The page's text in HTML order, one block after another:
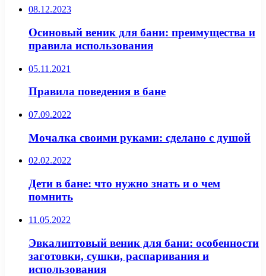
08.12.2023
Осиновый веник для бани: преимущества и
правила использования
05.11.2021
Правила поведения в бане
07.09.2022
Мочалка своими руками: сделано с душой
02.02.2022
Дети в бане: что нужно знать и о чем
помнить
11.05.2022
Эвкалиптовый веник для бани: особенности
заготовки, сушки, распаривания и
использования